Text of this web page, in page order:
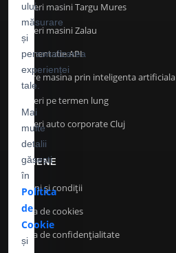
Inchirieri masini Targu Mures
Inchirieri masini Zalau
Documentatie API
Cautare masina prin inteligenta artificiala
Inchirieri pe termen lung
Inchirieri auto corporate Cluj
TERMENE
Termeni și condiții
Politica de cookies
Politica de confidenţialitate
ului,
măsurare
și
personalizarea
experienței
tale.
Mai
multe
detalii
găsești
în
Politica
de
Cookie
și